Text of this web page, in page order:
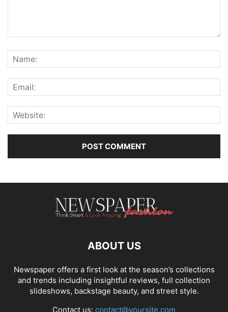
ABOUT US
Newspaper offers a first look at the season’s collections
and trends including insightful reviews, full collection
slideshows, backstage beauty, and street style.
Contact us: contact@yoursite.com